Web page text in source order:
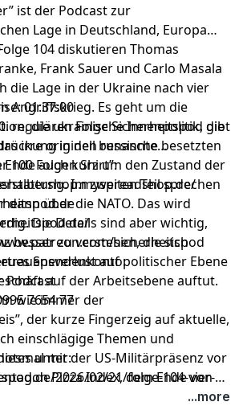
ist der Podcast zur
Lage in Deutschland, Europa
104 diskutieren Thomas
Frank Sauer und Carlo Masala
die Lage in der Ukraine nach vier
Angriffskrieg. Es geht um die
die ukrainische Innenpolitik, die
in den russische besetzten
auch kurz um den Zustand der
Im zweiten Teil sprechen
dann über die NATO. Das wird
Die Details sind aber wichtig,
besser zu verstehen, die sich
auf politischer Ebene
auf der Arbeitsebene auftut.
wie immer der
der kurze Fingerzeig auf aktuelle,
einschlägige Themen und
mit der US-Militärpräsenz vor
Pizza Index, dem Ende von
Munition für die Bundeswehr.
01:37:00
regulären Folge Sicherheitspod gibt
irre originell benannte
100 Folgen Shirt”:
sicherheitspod
Spendenkonto:
Podcast
7654 77
unter:
2026/02/21/folge-104-vier-
gegen-die-ukraine-nato-was-...more